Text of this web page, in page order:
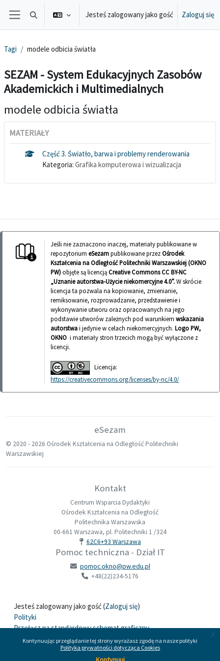
Przejdź do głównej zawartości
Kontynuując przeglądanie tej strony wyrażasz zgodę na nasze polityki
Polityka prywatności dotycząca Cookies
x
Panel boczny
Przełącznik wyszukiwarkiJesteś zalogowany jako gość Zaloguj się
Tagi modele odbicia światła
SEZAM - System Edukacyjnych Zasobów
Akademickich i Multimedialnych
modele odbicia światła
MATERIAŁY
Część 3. Światło, barwa i problemy renderowania
Kategoria: Grafika komputerowa i wizualizacja
Jeśli nie zaznaczono inaczej, materiały publikowane w
repozytorium eSezampublikowane przezOśrodek
Kształcenia na Odległość Politechniki Warszawskiej (OKNO
PW)objęte są licencjąCreative Commons CC BY-NC
„Uznanie autorstwa-Użycie niekomercyjne 4.0”.W skrócie
licencja ta pozwala na kopiowanie, zmienianie,
remiksowanie, rozprowadzanie, przedstawienie i
wykonywanie utworu oraz opracowanych na jego
podstawie utworów zależnych pod warunkiem wskazania
autorstwai jedynie w celach niekomercyjnych. Logo PW,
OKNO i materiały stron trzecich mogą być wyłączone z
licencji.
Licencja:
https://creativecommons.org/licenses/by-nc/4.0/
eSezam
© 2020 - 2026 Ośrodek Kształcenia na Odległość Politechniki
Warszawskiej
Kontakt
Centrum Wsparcia Dydaktyki
Ośrodek Kształcenia na Odległość
Politechnika Warszawska
00-661 Warszawa, pl. Politechniki 1 /324
62C6+93 Warszawa
Pomoc techniczna - Dział IT
pomoc.okno@pw.edu.pl
+48(22)234-5176
Jesteś zalogowany jako gość (Zaloguj się)
Polityki
Przełącz na standardowy schemat graficzny